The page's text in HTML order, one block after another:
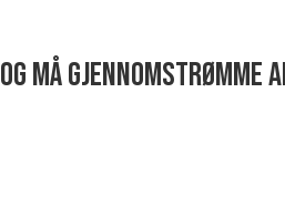
må gjennomstrømme